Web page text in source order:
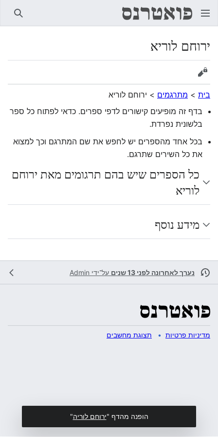
ירוחם לוריא
הצגת מקור
בית > מתרגמים > ירוחם לוריא
בדף זה מופיעים קישורים לדפי ספרים. כדאי לפתוח כל ספר
בלשונית נפרדת.
בכל אחד מהספרים יש לחפש את שם המתרגם וכך למצוא
את כל השירים שתרגם.
כל הספרים שיש בהם תרגומים מאת ירוחם
לוריא
מידע נוסף
נערך לאחרונה לפני 13 שנים על־ידי Admin
מדיניות פרטיות תצוגת מחשבים
הופנה מהדף "ירוחם לוריה"